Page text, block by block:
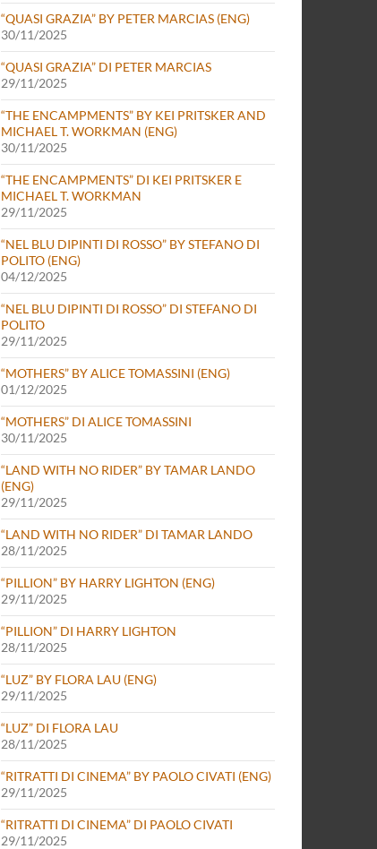
“QUASI GRAZIA” BY PETER MARCIAS (ENG)
30/11/2025
“QUASI GRAZIA” DI PETER MARCIAS
29/11/2025
“THE ENCAMPMENTS” BY KEI PRITSKER AND
MICHAEL T. WORKMAN (ENG)
30/11/2025
“THE ENCAMPMENTS” DI KEI PRITSKER E
MICHAEL T. WORKMAN
29/11/2025
“NEL BLU DIPINTI DI ROSSO” BY STEFANO DI
POLITO (ENG)
04/12/2025
“NEL BLU DIPINTI DI ROSSO” DI STEFANO DI
POLITO
29/11/2025
“MOTHERS” BY ALICE TOMASSINI (ENG)
01/12/2025
“MOTHERS” DI ALICE TOMASSINI
30/11/2025
“LAND WITH NO RIDER” BY TAMAR LANDO
(ENG)
29/11/2025
“LAND WITH NO RIDER” DI TAMAR LANDO
28/11/2025
“PILLION” BY HARRY LIGHTON (ENG)
29/11/2025
“PILLION” DI HARRY LIGHTON
28/11/2025
“LUZ” BY FLORA LAU (ENG)
29/11/2025
“LUZ” DI FLORA LAU
28/11/2025
“RITRATTI DI CINEMA” BY PAOLO CIVATI (ENG)
29/11/2025
“RITRATTI DI CINEMA” DI PAOLO CIVATI
29/11/2025